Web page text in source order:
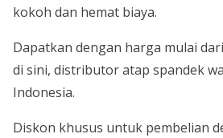
kokoh dan hemat biaya.
Dapatkan dengan harga mulai
di sini, distributor atap spandek
Indonesia.
Diskon khusus untuk pembelian